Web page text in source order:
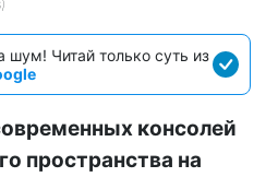
шум! Читай только суть из
консолей
пространства на